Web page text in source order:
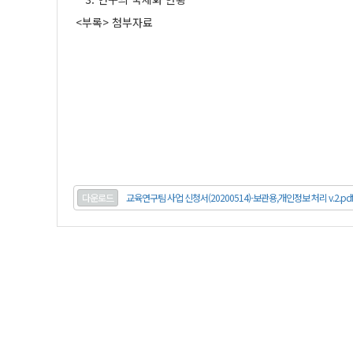
<부록> 첨부자료
다운로드 교육연구팀 사업 신청서(20200514)-보관용,개인정보 처리 v.2.pdf